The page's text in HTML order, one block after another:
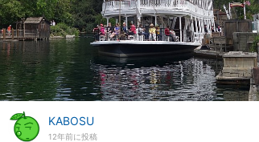
KABOSU
12年前に投稿